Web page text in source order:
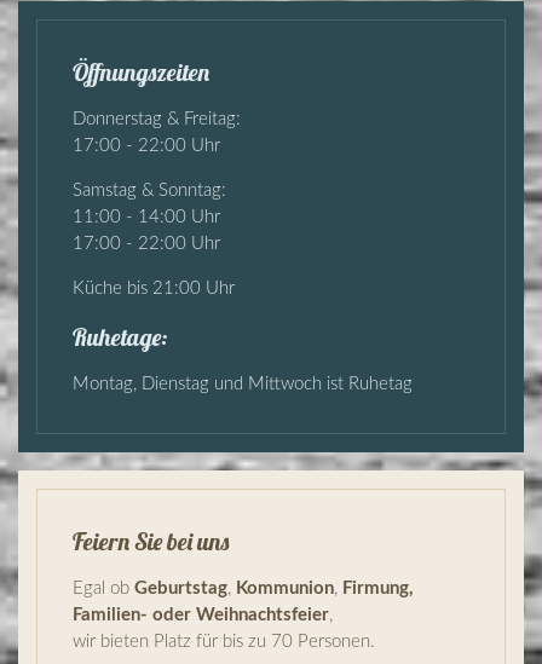
Öffnungszeiten
Donnerstag & Freitag:
17:00 - 22:00 Uhr
Samstag & Sonntag:
11:00 - 14:00 Uhr
17:00 - 22:00 Uhr
Küche bis 21:00 Uhr
Ruhetage:
Montag, Dienstag und Mittwoch ist Ruhetag
Feiern Sie bei uns
Egal ob Geburtstag, Kommunion, Firmung,
Familien- oder Weihnachtsfeier,
wir bieten Platz für bis zu 70 Personen.